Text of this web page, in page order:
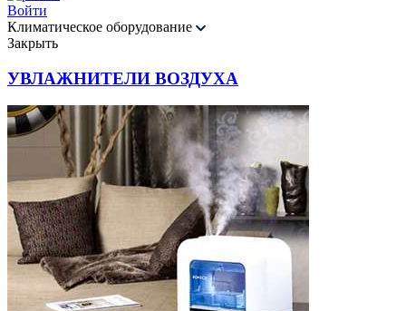
Войти
Климатическое оборудование
Закрыть
УВЛАЖНИТЕЛИ ВОЗДУХА